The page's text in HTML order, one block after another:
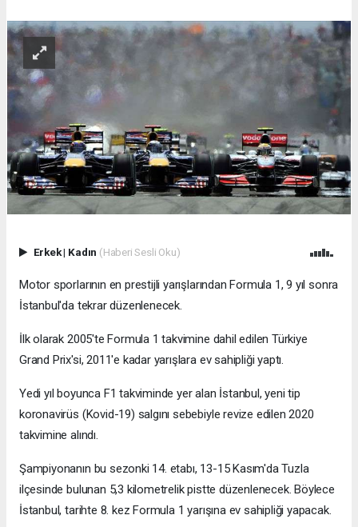
Erkek| Kadın (Haberi Sesli Oku)
Motor sporlarının en prestijli yarışlarından Formula 1, 9 yıl sonra
İstanbul'da tekrar düzenlenecek.
İlk olarak 2005'te Formula 1 takvimine dahil edilen Türkiye
Grand Prix'si, 2011'e kadar yarışlara ev sahipliği yaptı.
Yedi yıl boyunca F1 takviminde yer alan İstanbul, yeni tip
koronavirüs (Kovid-19) salgını sebebiyle revize edilen 2020
takvimine alındı.
Şampiyonanın bu sezonki 14. etabı, 13-15 Kasım'da Tuzla
ilçesinde bulunan 5,3 kilometrelik pistte düzenlenecek. Böylece
İstanbul, tarihte 8. kez Formula 1 yarışına ev sahipliği yapacak.